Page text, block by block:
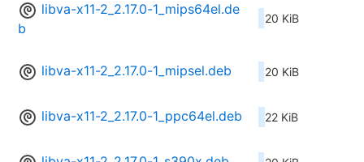
libva-x11-2_2.17.0-1_mips64el.de
b
20 KiB
libva-x11-2_2.17.0-1_mipsel.deb 20 KiB
libva-x11-2_2.17.0-1_ppc64el.deb 22 KiB